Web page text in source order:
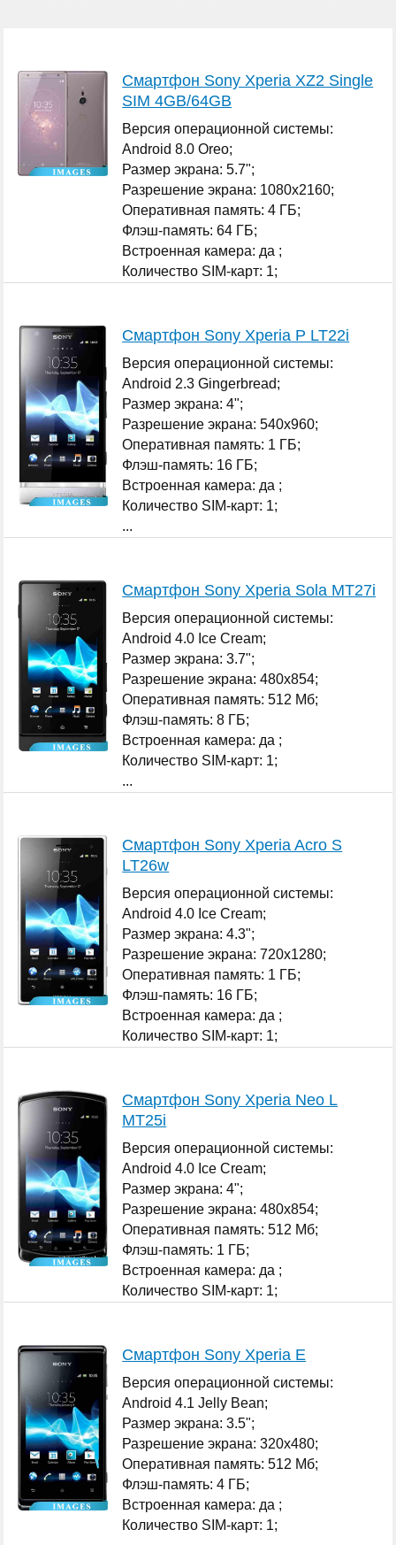
Смартфон Sony Xperia XZ2 Single
SIM 4GB/64GB
Версия операционной системы:
Android 8.0 Oreo;
Размер экрана: 5.7";
Разрешение экрана: 1080x2160;
Оперативная память: 4 ГБ;
Флэш-память: 64 ГБ;
Встроенная камера: да ;
Количество SIM-карт: 1;
Смартфон Sony Xperia P LT22i
Версия операционной системы:
Android 2.3 Gingerbread;
Размер экрана: 4";
Разрешение экрана: 540x960;
Оперативная память: 1 ГБ;
Флэш-память: 16 ГБ;
Встроенная камера: да ;
Количество SIM-карт: 1;
...
Смартфон Sony Xperia Sola MT27i
Версия операционной системы:
Android 4.0 Ice Cream;
Размер экрана: 3.7";
Разрешение экрана: 480x854;
Оперативная память: 512 Мб;
Флэш-память: 8 ГБ;
Встроенная камера: да ;
Количество SIM-карт: 1;
...
Смартфон Sony Xperia Acro S
LT26w
Версия операционной системы:
Android 4.0 Ice Cream;
Размер экрана: 4.3";
Разрешение экрана: 720x1280;
Оперативная память: 1 ГБ;
Флэш-память: 16 ГБ;
Встроенная камера: да ;
Количество SIM-карт: 1;
Смартфон Sony Xperia Neo L
MT25i
Версия операционной системы:
Android 4.0 Ice Cream;
Размер экрана: 4";
Разрешение экрана: 480x854;
Оперативная память: 512 Мб;
Флэш-память: 1 ГБ;
Встроенная камера: да ;
Количество SIM-карт: 1;
Смартфон Sony Xperia E
Версия операционной системы:
Android 4.1 Jelly Bean;
Размер экрана: 3.5";
Разрешение экрана: 320x480;
Оперативная память: 512 Мб;
Флэш-память: 4 ГБ;
Встроенная камера: да ;
Количество SIM-карт: 1;